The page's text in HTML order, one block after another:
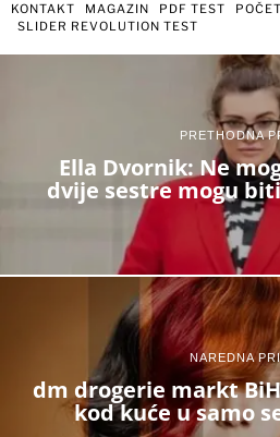
KONTAKT MAGAZIN PDF TEST
SLIDER REVOLUTION TEST
PRETHODNA
Ella Dvornik: Ne
dvije sestre mogu
NAREDNA
dm drogerie markt
kod kuće u samo